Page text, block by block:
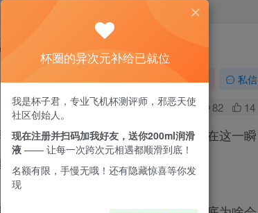
到嗓子哑
私信
0 82 14
质问：你嗓子怎么哑成这个样子？在这一瞬
还是撒谎回答说吹空调吹的？
杯圈的异次元补给已就位
我是杯子君，专业飞机杯测评师，邪恶天使
社区创始人。
现在注册并扫码加我好友，送你200ml润滑
液 —— 让每一次跨次元相遇都顺滑到底！
名额有限，手慢无哦！还有隐藏惊喜等你发
现